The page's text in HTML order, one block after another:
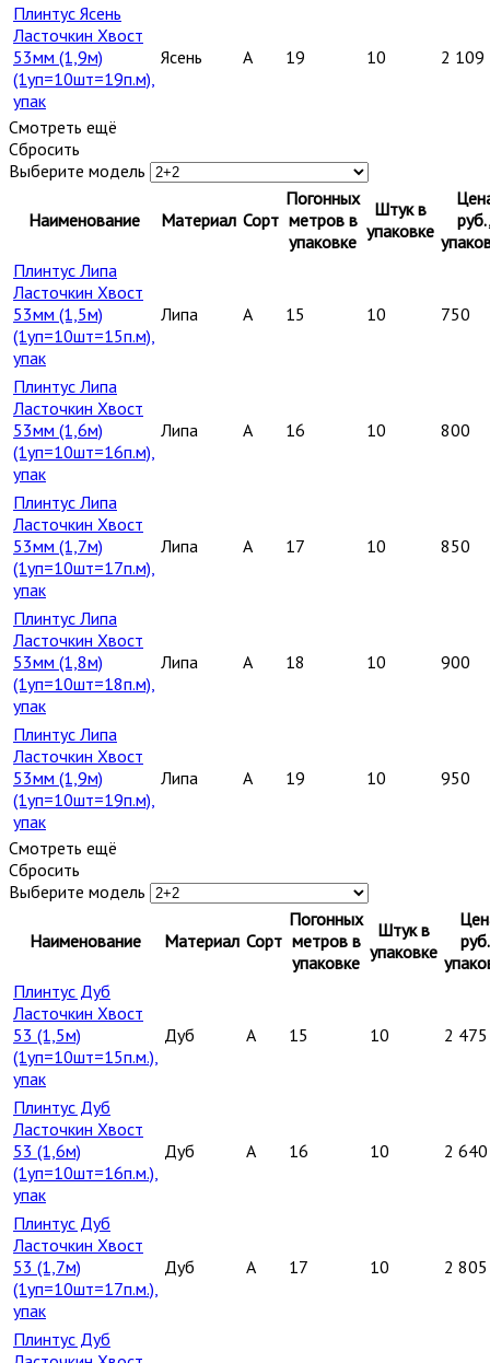
Плинтус Ясень
Ласточкин Хвост
53мм (1,9м)
(1уп=10шт=19п.м),
упак
Ясень A 19 10 2 109
Смотреть ещё
Сбросить
Выберите модель
Наименование Материал Сорт
Погонных
метров в
упаковке
Штук в
упаковке
Плинтус Липа
Ласточкин Хвост
53мм (1,5м)
(1уп=10шт=15п.м),
упак
Липа A 15 10 750
Плинтус Липа
Ласточкин Хвост
53мм (1,6м)
(1уп=10шт=16п.м),
упак
Липа A 16 10 800
Плинтус Липа
Ласточкин Хвост
53мм (1,7м)
(1уп=10шт=17п.м),
упак
Липа A 17 10 850
Плинтус Липа
Ласточкин Хвост
53мм (1,8м)
(1уп=10шт=18п.м),
упак
Липа A 18 10 900
Плинтус Липа
Ласточкин Хвост
53мм (1,9м)
(1уп=10шт=19п.м),
упак
Липа A 19 10 950
Смотреть ещё
Сбросить
Выберите модель
Наименование Материал Сорт
Погонных
метров в
упаковке
Штук в
упаковке
Плинтус Дуб
Ласточкин Хвост
53 (1,5м)
(1уп=10шт=15п.м.),
упак
Дуб A 15 10 2 475
Плинтус Дуб
Ласточкин Хвост
53 (1,6м)
(1уп=10шт=16п.м.),
упак
Дуб A 16 10 2 640
Плинтус Дуб
Ласточкин Хвост
53 (1,7м)
(1уп=10шт=17п.м.),
упак
Дуб A 17 10 2 805
Плинтус Дуб